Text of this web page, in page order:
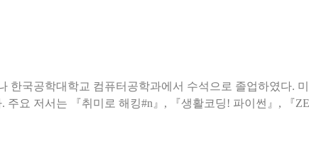
한국공학대학교 컴퓨터공학과에서 수석으로 졸업하였다.